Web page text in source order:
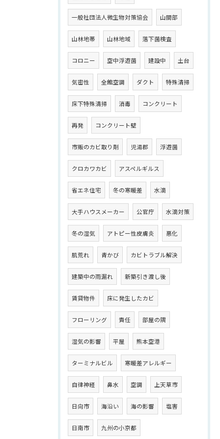
一般社団法人微生物対策協会 山間部
山林地帯 山林地域 落下菌検査
コロニー 空中浮遊菌 建設中 土台
気密性 全館空調 ダクト 特殊清掃
床下特殊清掃 消毒 コンクリート
再発 コンクリート壁
市販のカビ取り剤 児湯郡 浮遊菌
クロカワカビ アスペルギルス
省エネ住宅 冬の寒暖差 水滴
大手ハウスメーカー 公官庁 水滴対策
冬の湿気 アトピー性皮膚炎 悪化
肌荒れ 青かび カビトラブル解決
建築中の雨漏れ 新築引き渡し後
賃貸物件 床に発生したカビ
フローリング 責任 部屋の隅
湿気の影響 平屋 熊本空港
ターミナルビル 寒暖差アレルギー
自律神経 鼻水 空調 上天草市
日向市 海沿い 海の影響 塩害
日南市 九州の小京都